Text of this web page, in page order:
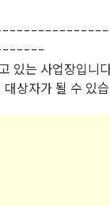
있는 사업장입
상자가 될 수 있